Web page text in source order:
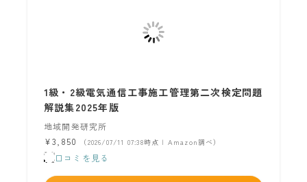
1級・2級電気通信工事施工管理第二次検定問題
解説集2025年版
地域開発研究所
¥3,850
（2026/07/11 07:38時点 | Amazon調べ）
口コミを見る